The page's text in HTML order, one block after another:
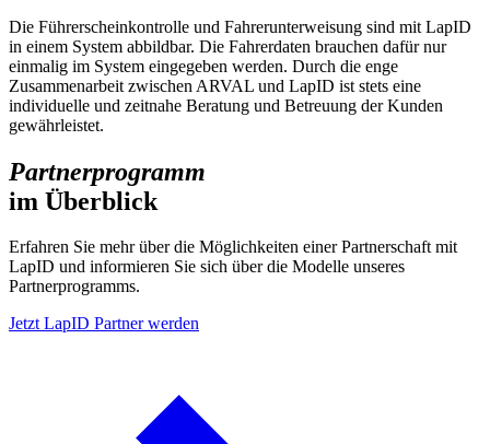
Die Führerscheinkontrolle und Fahrerunterweisung sind mit LapID
in einem System abbildbar. Die Fahrerdaten brauchen dafür nur
einmalig im System eingegeben werden. Durch die enge
Zusammenarbeit zwischen ARVAL und LapID ist stets eine
individuelle und zeitnahe Beratung und Betreuung der Kunden
gewährleistet.
Partnerprogramm
im Überblick
Erfahren Sie mehr über die Möglichkeiten einer Partnerschaft mit
LapID und informieren Sie sich über die Modelle unseres
Partnerprogramms.
Jetzt LapID Partner werden